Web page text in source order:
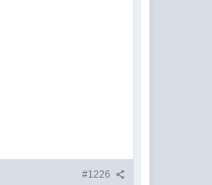
#1226